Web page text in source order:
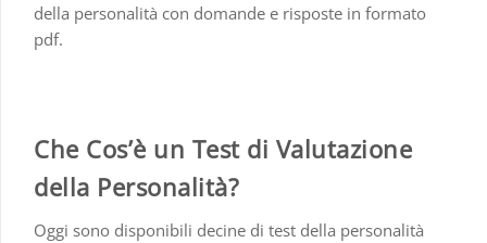
della personalità con domande e risposte in formato
pdf.
Che Cos’è un Test di Valutazione
della Personalità?
Oggi sono disponibili decine di test della personalità